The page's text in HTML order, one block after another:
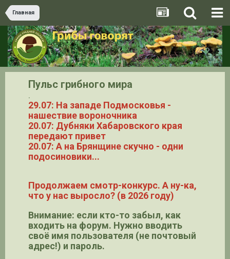
Главная
Пульс грибного мира
.
29.07: На западе Подмосковья -
нашествие вороночника
20.07: Дубняки Хабаровского края
передают привет
20.07: А на Брянщине скучно - одни
подосиновики...
Продолжаем смотр-конкурс. А ну-ка,
что у нас выросло? (в 2026 году)
Внимание: если кто-то забыл, как
входить на форум. Нужно вводить
своё имя пользователя (не почтовый
адрес!) и пароль.